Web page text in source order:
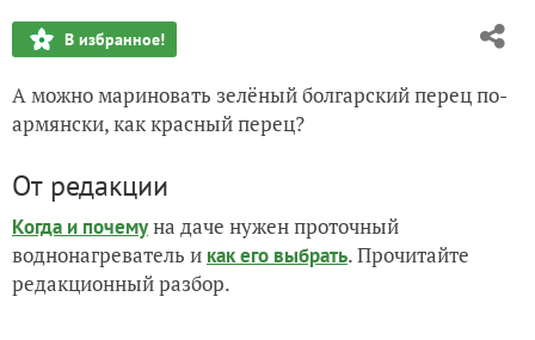
В избранное!
А можно мариновать зелёный болгарский перец по-
армянски, как красный перец?
От редакции
Когда и почемуна даче нужен проточный
воднонагреватель и как его выбрать. Прочитайте
редакционный разбор.